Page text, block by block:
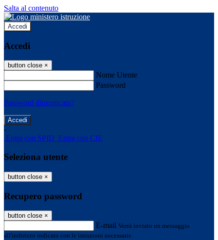
Salta al contenuto
Accedi
Accedi
button close ×
Nome Utente
Password
Password dimenticata?
-
Entra con SPID Entra con CIE
Seleziona utente
button close ×
Recupero password
button close ×
E-mail Verrà inviato un messaggio
all'indirizzo indicato con le istruzioni necessarie.